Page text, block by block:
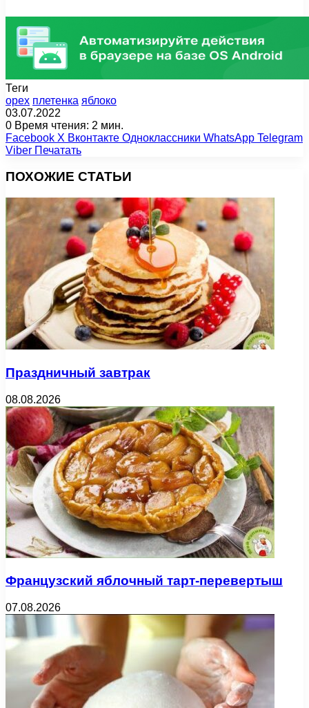
Теги
орех плетенка яблоко
03.07.2022
0 Время чтения: 2 мин.
Facebook X Вконтакте Одноклассники WhatsApp Telegram
Viber Печатать
ПОХОЖИЕ СТАТЬИ
Праздничный завтрак
08.08.2026
Французский яблочный тарт-перевертыш
07.08.2026